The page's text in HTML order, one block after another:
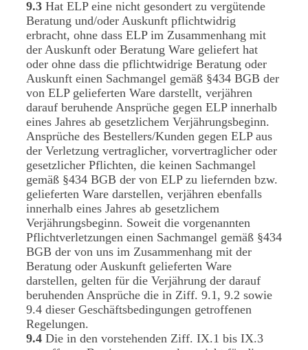
9.3 Hat ELP eine nicht gesondert zu vergütende
Beratung und/oder Auskunft pflichtwidrig
erbracht, ohne dass ELP im Zusammenhang mit
der Auskunft oder Beratung Ware geliefert hat
oder ohne dass die pflichtwidrige Beratung oder
Auskunft einen Sachmangel gemäß §434 BGB der
von ELP gelieferten Ware darstellt, verjähren
darauf beruhende Ansprüche gegen ELP innerhalb
eines Jahres ab gesetzlichem Verjährungsbeginn.
Ansprüche des Bestellers/Kunden gegen ELP aus
der Verletzung vertraglicher, vorvertraglicher oder
gesetzlicher Pflichten, die keinen Sachmangel
gemäß §434 BGB der von ELP zu liefernden bzw.
gelieferten Ware darstellen, verjähren ebenfalls
innerhalb eines Jahres ab gesetzlichem
Verjährungsbeginn. Soweit die vorgenannten
Pflichtverletzungen einen Sachmangel gemäß §434
BGB der von uns im Zusammenhang mit der
Beratung oder Auskunft gelieferten Ware
darstellen, gelten für die Verjährung der darauf
beruhenden Ansprüche die in Ziff. 9.1, 9.2 sowie
9.4 dieser Geschäftsbedingungen getroffenen
Regelungen.
9.4 Die in den vorstehenden Ziff. IX.1 bis IX.3